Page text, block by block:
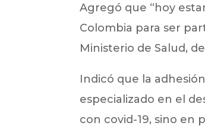
Agregó que “hoy
Colombia para ser
Ministerio de Salud,
Indicó que la
especializado en el
con covid-19, sino en